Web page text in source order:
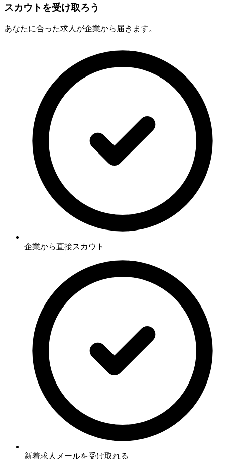
スカウトを受け取ろう
あなたに合った求人が企業から届きます。
企業から直接スカウト
新着求人メールを受け取れる